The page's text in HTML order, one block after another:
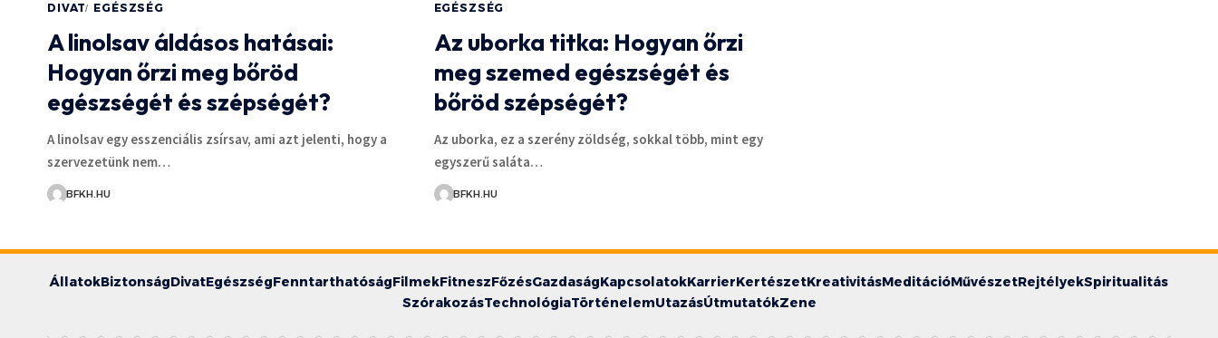
DIVAT EGÉSZSÉG
A linolsav áldásos hatásai:
Hogyan őrzi meg bőröd
egészségét és szépségét?
A linolsav egy esszenciális zsírsav, ami azt jelenti, hogy a
szervezetünk nem…
BFKH.HU
EGÉSZSÉG
Az uborka titka: Hogyan őrzi
meg szemed egészségét és
bőröd szépségét?
Az uborka, ez a szerény zöldség, sokkal több, mint egy
egyszerű saláta…
BFKH.HU
ÁllatokBiztonságDivatEgészségFenntarthatóságFilmekFitneszFőzésGazdaságKapcsolatokKarrierKertészetKreativitásMeditációMűvészetRejtélyekSpiritualitás
SzórakozásTechnológiaTörténelemUtazásÚtmutatókZene